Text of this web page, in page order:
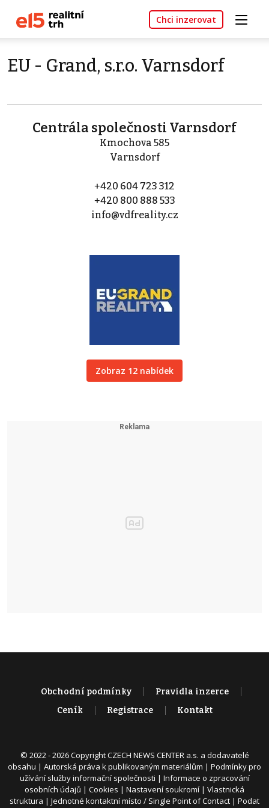
Chci inzerovat
EU - Grand, s.r.o. Varnsdorf
Centrála společnosti Varnsdorf
Kmochova 585
Varnsdorf
+420 604 723 312
+420 800 888 533
info@vdfreality.cz
Zobraz 12 nabídek
Obchodní podmínky
Pravidla inzerce
Ceník
Registrace Kontakt
© 2022 - 2026 Copyright CZECH NEWS CENTER a.s. a dodavatelé
obsahu | Autorská práva k publikovaným materiálům | Podmínky pro
užívání služby informační společnosti | Informace o zpracování
osobních údajů | Cookies | Nastavení soukromí | Vlastnická
struktura | Jednotné kontaktní místo / Single Point of Contact | Podat